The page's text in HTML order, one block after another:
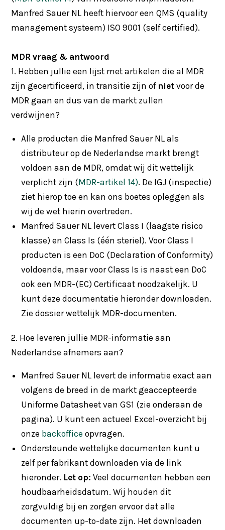
Manfred Sauer NL heeft hiervoor een QMS (quality
management systeem) ISO 9001 (self certified).
MDR vraag & antwoord
1. Hebben jullie een lijst met artikelen die al MDR
zijn gecertificeerd, in transitie zijn of nietvoor de
MDR gaan en dus van de markt zullen
verdwijnen?
Alle producten die Manfred Sauer NL als
distributeur op de Nederlandse markt brengt
voldoen aan de MDR, omdat wij dit wettelijk
verplicht zijn (MDR-artikel 14). De IGJ (inspectie)
ziet hierop toe en kan ons boetes opleggen als
wij de wet hierin overtreden.
Manfred Sauer NL levert Class I (laagste risico
klasse) en Class Is (één steriel). Voor Class I
producten is een DoC (Declaration of Conformity)
voldoende, maar voor Class Is is naast een DoC
ook een MDR-(EC) Certificaat noodzakelijk. U
kunt deze documentatie hieronder downloaden.
Zie dossier wettelijk MDR-documenten.
2. Hoe leveren jullie MDR-informatie aan
Nederlandse afnemers aan?
Manfred Sauer NL levert de informatie exact aan
volgens de breed in de markt geaccepteerde
Uniforme Datasheet van GS1 (zie onderaan de
pagina). U kunt een actueel Excel-overzicht bij
onze backoffice opvragen.
Ondersteunde wettelijke documenten kunt u
zelf per fabrikant downloaden via de link
hieronder. Let op: Veel documenten hebben een
houdbaarheidsdatum. Wij houden dit
zorgvuldig bij en zorgen ervoor dat alle
documenten up-to-date zijn. Het downloaden